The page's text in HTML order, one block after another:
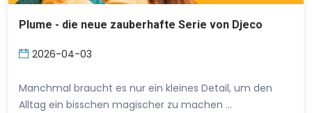
Plume - die neue zauberhafte Serie von Djeco
2026-04-03
Manchmal braucht es nur ein kleines Detail, um den
Alltag ein bisschen magischer zu machen …